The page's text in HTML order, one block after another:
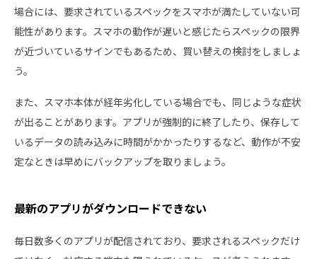
場合には、要求されているスペックをスマホが満たしていない可
能性があります。スマホの動作が遅いと感じたらスペックの限界
が近づいているサインでもあるため、買い替えの検討をしましょ
う。
また、スマホ本体が経年劣化している場合でも、同じような症状
が出ることがあります。アプリが強制的に終了したり、保存して
いるデータの読み込みに時間がかかったりするなど、動作が不安
定なときは早めにバックアップを取りましょう。
最新のアプリがダウンロードできない
毎日数多くのアプリが配信されており、要求されるスペックだけ